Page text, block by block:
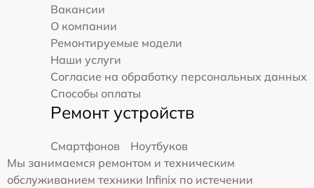
Вакансии
О компании
Ремонтируемые модели
Наши услуги
Согласие на обработку персональных данных
Способы оплаты
Ремонт устройств
Смартфонов
Ноутбуков
Мы занимаемся ремонтом и техническим
обслуживанием техники Infinix по истечении